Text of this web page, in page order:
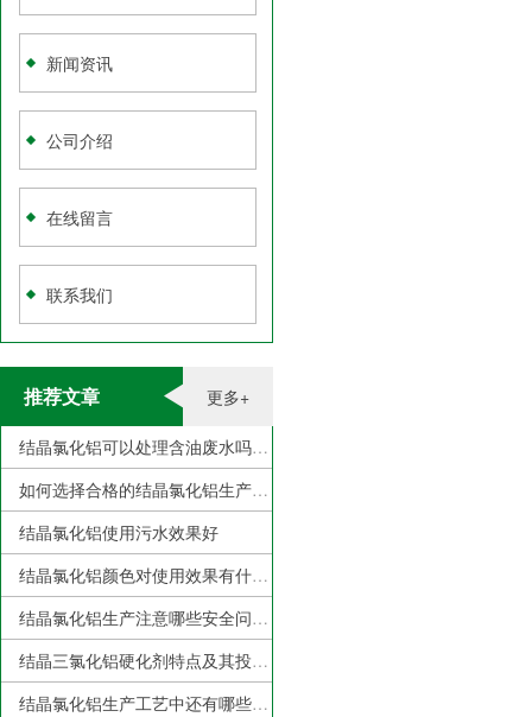
新闻资讯
公司介绍
在线留言
联系我们
推荐文章 更多+
结晶氯化铝可以处理含油废水吗？
如何选择合格的结晶氯化铝生产厂家？
结晶氯化铝使用污水效果好
结晶氯化铝颜色对使用效果有什么影响？
结晶氯化铝生产注意哪些安全问题
结晶三氯化铝硬化剂特点及其投加注意事项
结晶氯化铝生产工艺中还有哪些需要克服的地方？